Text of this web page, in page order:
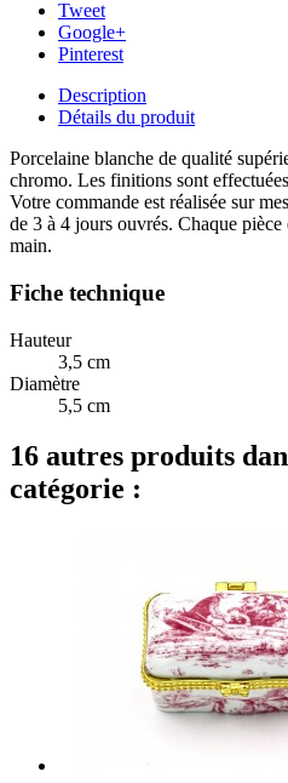
Tweet
Google+
Pinterest
Description
Détails du produit
Porcelaine blanche de qualité
chromo. Les finitions sont
Votre commande est réalisée sur
de 3 à 4 jours ouvrés. Chaque pièce
main.
Fiche technique
Hauteur
3,5 cm
Diamètre
5,5 cm
16 autres produits
catégorie :